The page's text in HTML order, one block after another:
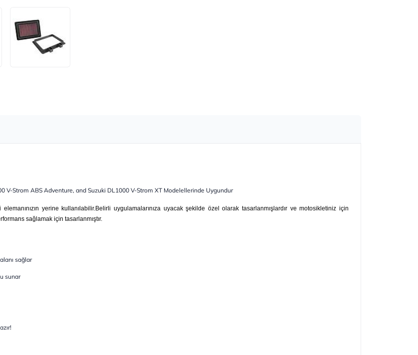
V-Strom ABS Adventure, and Suzuki DL1000 V-Strom XT Modelellerinde Uygundur
yerine kullanılabilir.Belirli uygulamalarınıza uyacak şekilde özel olarak tasarlanmışlardır ve motosikletiniz için
sağlamak için tasarlanmıştır.
sağlar
sunar